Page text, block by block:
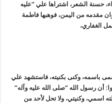
حسنة الشعر، اشتراها علي “عليه
مقدمه من اليمن، فوهبها فاطمة
الغفاري،
باسمه، وكنى بكنيته، فاستشهد علي
أن رسول الله “صلى الله عليه وآله”
اسمي، وكنيتي، ولا تحل لأحد من